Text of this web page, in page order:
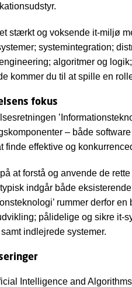
stærkt og voksende it-miljø
systemintegration;
algoritmer og
kommer du til at spille en
fokus
– både
finde effektive og
at forstå og anvende de
indgår både
rummer derfor
pålidelige og sikre it-
indlejrede systemer.
Intelligence and Algorithms